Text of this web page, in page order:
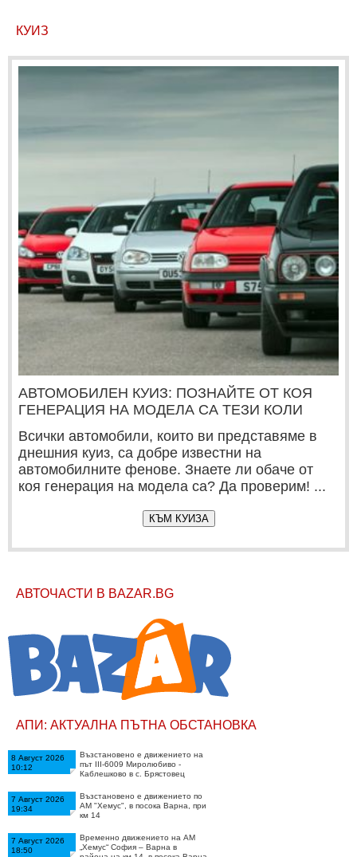
КУИЗ
АВТОМОБИЛЕН КУИЗ: ПОЗНАЙТЕ ОТ КОЯ
ГЕНЕРАЦИЯ НА МОДЕЛА СА ТЕЗИ КОЛИ
Всички автомобили, които ви представяме в
днешния куиз, са добре известни на
автомобилните фенове. Знаете ли обаче от
коя генерация на модела са? Да проверим! ...
КЪМ КУИЗА
АВТОЧАСТИ В BAZAR.BG
АПИ: АКТУАЛНА ПЪТНА ОБСТАНОВКА
8 Август 2026
10:12
Възстановено е движението на
път III-6009 Миролюбиво -
Каблешково в с. Брястовец
7 Август 2026
19:34
Възстановено е движението по
АМ "Хемус", в посока Варна, при
км 14
7 Август 2026
18:50
Временно движението на АМ
„Хемус“ София – Варна в